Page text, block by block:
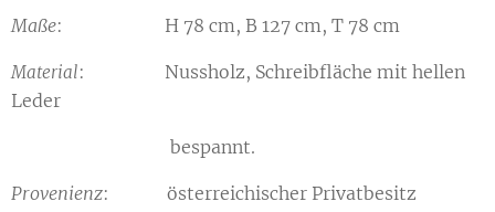
Maße: H 78 cm, B 127 cm, T 78 cm
Material: Nussholz, Schreibfläche mit hellen
Leder
bespannt.
Provenienz: österreichischer Privatbesitz